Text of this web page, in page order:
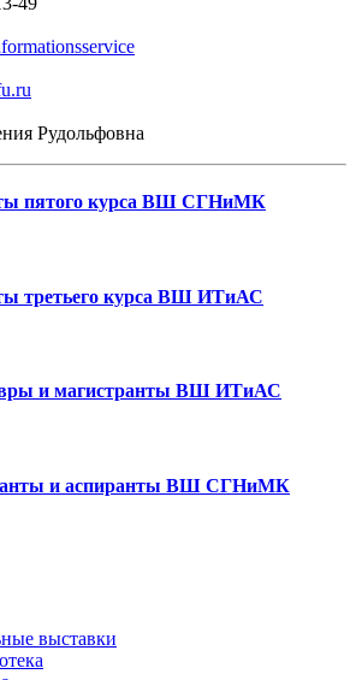
Рудольфовна
пятого курса ВШ СГНиМК
третьего курса ВШ ИТиАС
и магистранты ВШ ИТиАС
и аспиранты ВШ СГНиМК
выставки